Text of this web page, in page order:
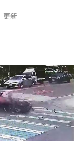
更新